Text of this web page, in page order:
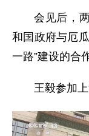
会见后，
和国政府与厄
一路”建设的合
王毅参加上